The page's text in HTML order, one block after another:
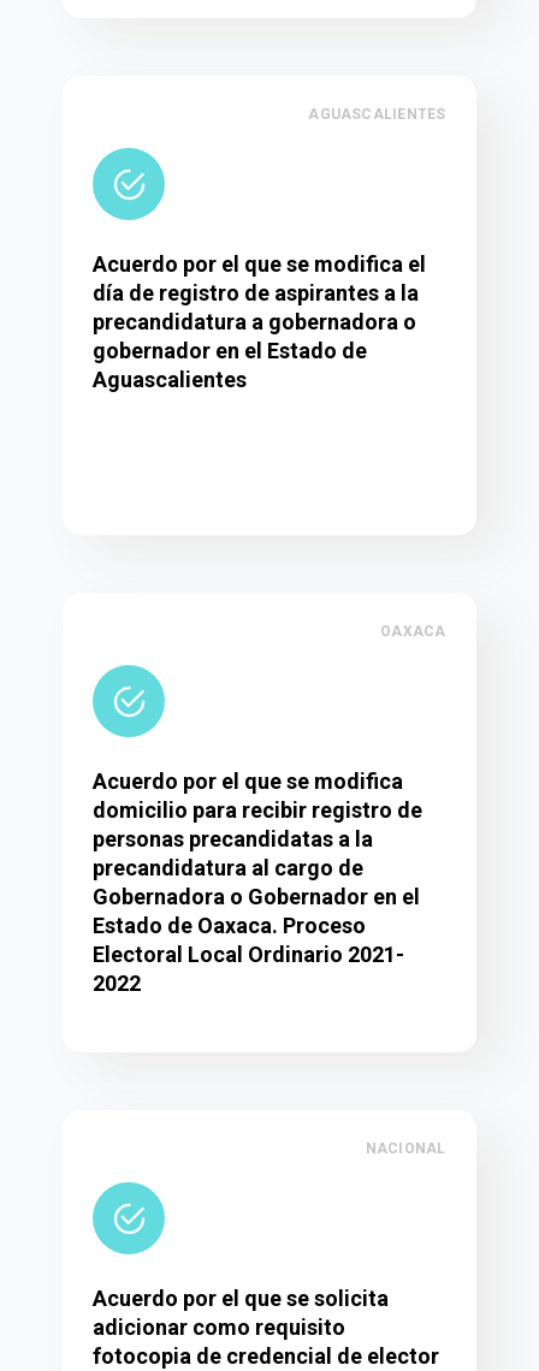
AGUASCALIENTES
Acuerdo por el que se modifica el
día de registro de aspirantes a la
precandidatura a gobernadora o
gobernador en el Estado de
Aguascalientes
OAXACA
Acuerdo por el que se modifica
domicilio para recibir registro de
personas precandidatas a la
precandidatura al cargo de
Gobernadora o Gobernador en el
Estado de Oaxaca. Proceso
Electoral Local Ordinario 2021-
2022
NACIONAL
Acuerdo por el que se solicita
adicionar como requisito
fotocopia de credencial de elector